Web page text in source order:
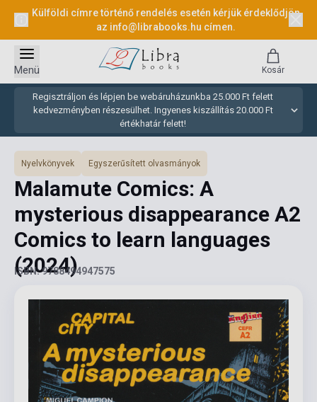
Külföldi címre történő rendelés esetén kérjük érdeklődjön
az info@librabooks.hu címen.
Regisztráljon és lépjen be webáruházunkba 25.000 Ft felett
kedvezményben részesülhet. Ingyenes kiszállítás 20.000 Ft
értékhatár felett!
Menü Kosár
Nyelvkönyvek Egyszerűsített olvasmányok
Malamute Comics: A
mysterious disappearance A2
Comics to learn languages
(2024)
ISBN: 9788494947575